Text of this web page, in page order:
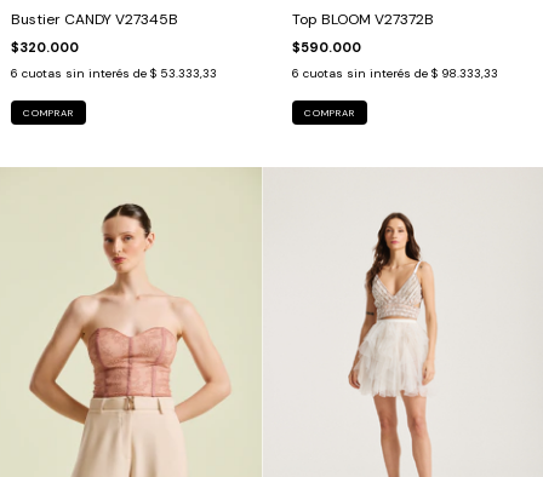
Bustier CANDY V27345B
$320.000
6 cuotas sin interés de $ 53.333,33
COMPRAR
Top BLOOM V27372B
$590.000
6 cuotas sin interés de $ 98.333,33
COMPRAR